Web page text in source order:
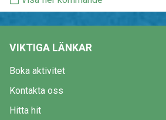
VIKTIGA LÄNKAR
Boka aktivitet
Kontakta oss
Hitta hit